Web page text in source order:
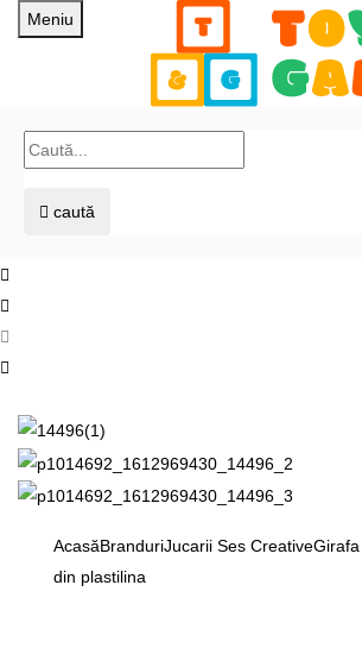
Meniu
caută
AcasăBranduriJucarii Ses Creative
din plastilina